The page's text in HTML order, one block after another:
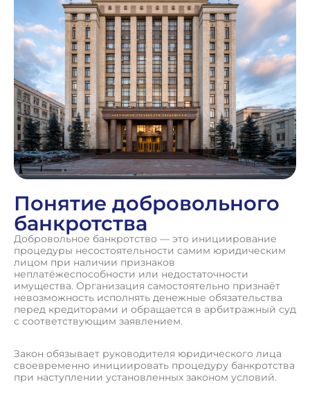
Понятие добровольного
банкротства
Добровольное банкротство — это инициирование
процедуры несостоятельности самим юридическим
лицом при наличии признаков
неплатёжеспособности или недостаточности
имущества. Организация самостоятельно признаёт
невозможность исполнять денежные обязательства
перед кредиторами и обращается в арбитражный суд
с соответствующим заявлением.
Закон обязывает руководителя юридического лица
своевременно инициировать процедуру банкротства
при наступлении установленных законом условий.